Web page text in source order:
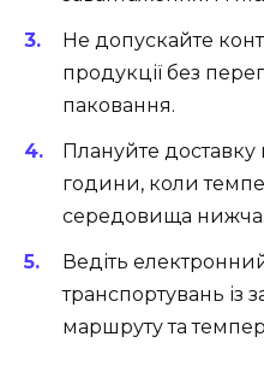
Не допускайте
продукції без
паковання.
Плануйте доставку
години, коли
середовища нижча.
Ведіть
транспортувань із
маршруту та